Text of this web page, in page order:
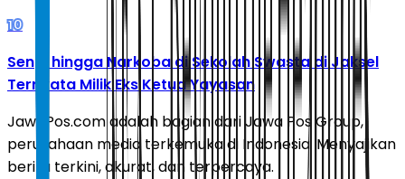
10
Senpi hingga Narkoba di Sekolah Swasta di Jaksel
Ternyata Milik Eks Ketua Yayasan
JawaPos.com adalah bagian dari Jawa Pos Group,
perusahaan media terkemuka di Indonesia. Menyajikan
berita terkini, akurat, dan terpercaya.